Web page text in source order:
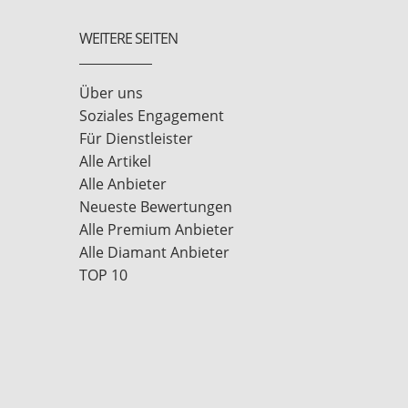
WEITERE SEITEN
Über uns
Soziales Engagement
Für Dienstleister
Alle Artikel
Alle Anbieter
Neueste Bewertungen
Alle Premium Anbieter
Alle Diamant Anbieter
TOP 10